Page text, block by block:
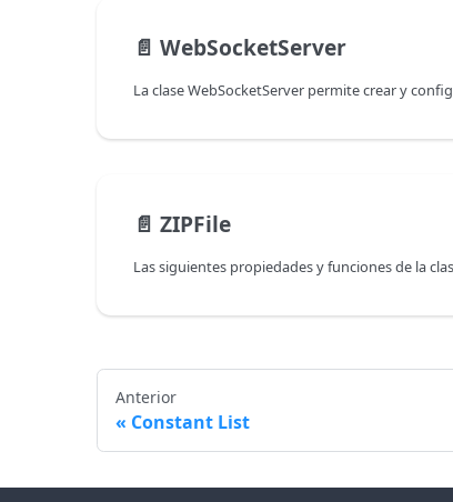
📄️ WebSocketServer
📄️ ZIPFile
Anterior
Constant List